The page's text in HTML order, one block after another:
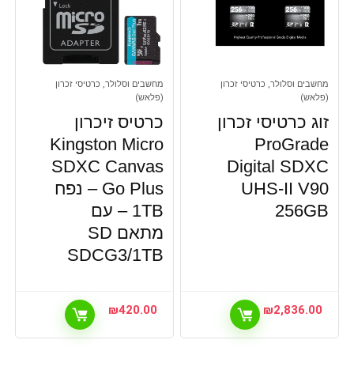
מחשבים וסלולר, כרטיסי זכרון
(פלאש)
זוג כרטיסי זכרון
ProGrade
Digital SDXC
UHS-II V90
256GB
₪2,836.00
מחשבים וסלולר, כרטיסי זכרון
(פלאש)
כרטיס זיכרון
Kingston Micro
SDXC Canvas
Go Plus – נפח
1TB – עם
מתאם SD
SDCG3/1TB
₪420.00